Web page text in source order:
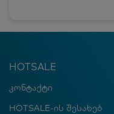
HOTSALE
კონტაქტი
HOTSALE-ის შესახებ